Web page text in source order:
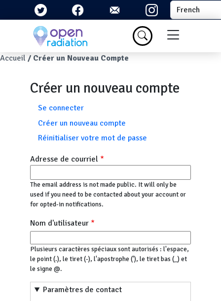
Aller au contenu principal Select your
Menu du
Fil d'Ariane
Accueil Créer un Nouveau Compte
Créer un nouveau compte
Onglets principaux
Se connecter
Créer un nouveau compte
Réinitialiser votre mot de passe
Adresse de courriel
The email address is not made public. It will only be
used if you need to be contacted about your account or
for opted-in notifications.
Nom d'utilisateur
Plusieurs caractères spéciaux sont autorisés : l'espace,
le point (.), le tiret (-), l'apostrophe ('), le tiret bas (_) et
le signe @.
Paramètres de contact